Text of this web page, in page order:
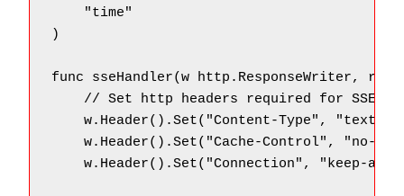
    "time"
)
func sseHandler(w http.ResponseWriter, r
    // Set http headers required for SSE
w.Header().Set("Content-Type", "text/
w.Header().Set("Cache-Control", "no-
w.Header().Set("Connection", "keep-